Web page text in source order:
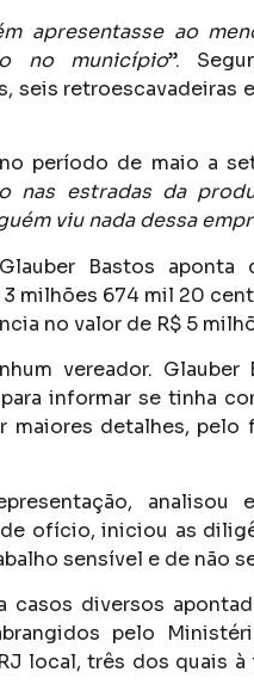
apresentasse ao
no município”.
seis retroescavadeiras
período de maio a
nas estradas da
viu nada dessa
Bastos
milhões 674 mil 20
no valor de R$ 5
vereador. Glauber
informar se tinha
maiores detalhes,
analisou
ofício, iniciou as
sensível e de não
diversos
pelo
local, três dos quais